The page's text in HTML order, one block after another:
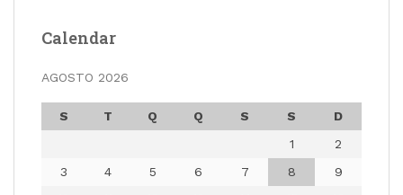
Calendar
AGOSTO 2026
S T Q Q S S
D
1
2
3
4 5 6 7 8
9